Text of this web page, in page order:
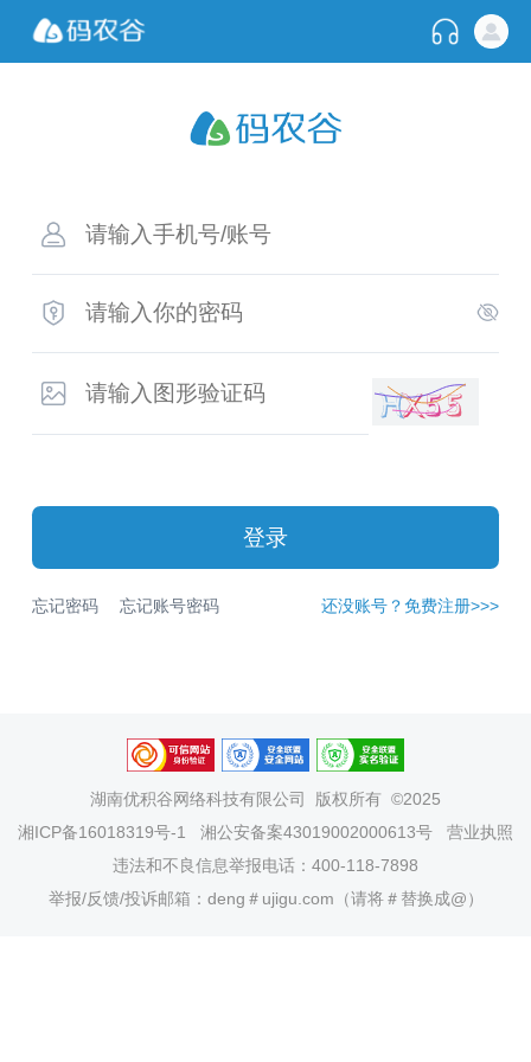
登录
忘记密码 忘记账号密码 还没账号？免费注册>>>
湖南优积谷网络科技有限公司
版权所有 ©2025
湘ICP备16018319号-1
湘公安备案43019002000613号
营业执照
违法和不良信息举报电话：400-118-7898
举报/反馈/投诉邮箱：deng＃ujigu.com（请将＃替换成@）